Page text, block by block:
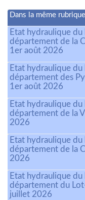
Dans la même rubrique
Etat hydraulique
département de la
1er août 2026
Etat hydraulique
département des
1er août 2026
Etat hydraulique
département de la
2026
Etat hydraulique
département de la
2026
Etat hydraulique
département du
juillet 2026